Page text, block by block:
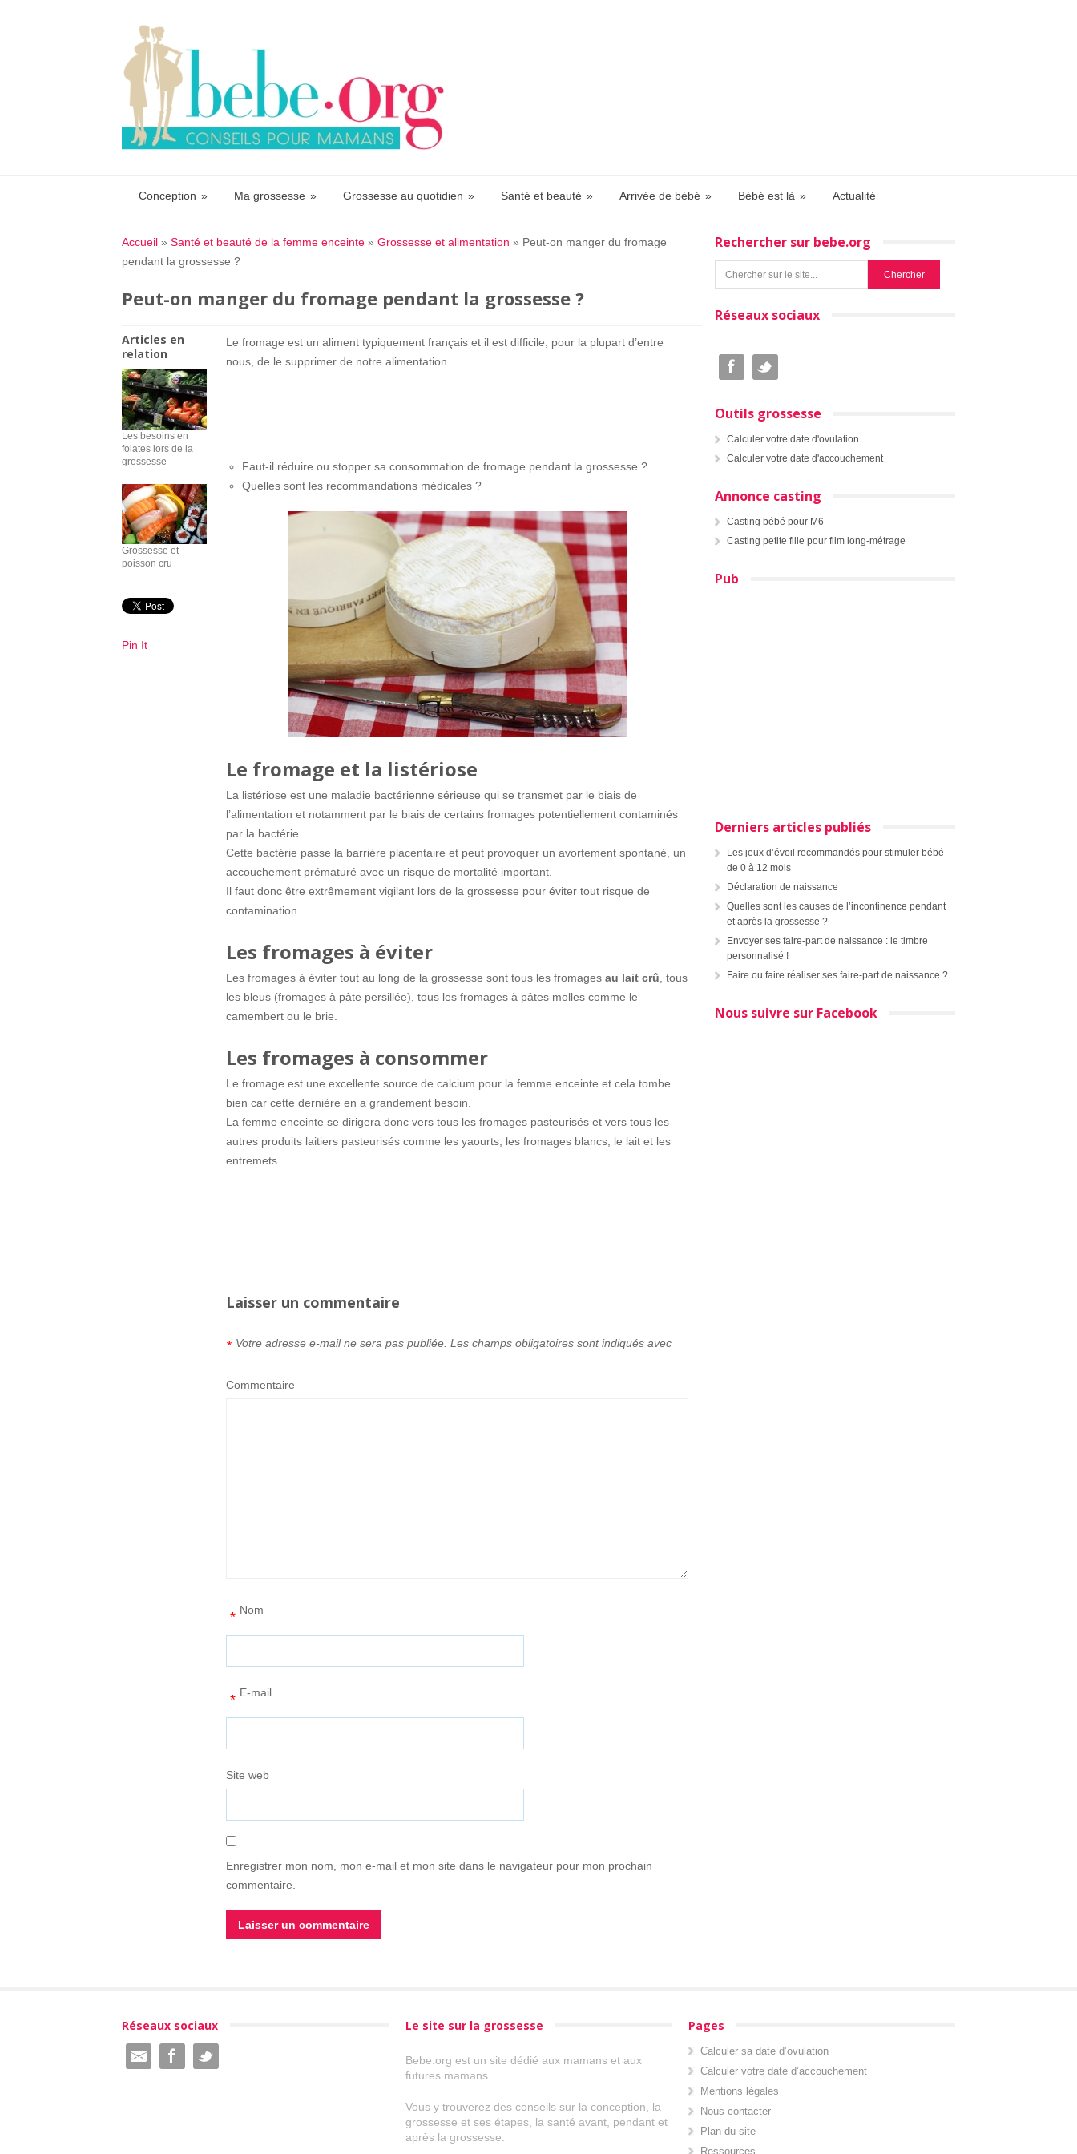
Conception » Ma grossesse » Grossesse au quotidien » Santé et beauté » Arrivée de bébé » Bébé est là » Actualité
Accueil » Santé et beauté de la femme enceinte » Grossesse et alimentation » Peut-on manger du fromage
pendant la grossesse ?
Peut-on manger du fromage pendant la grossesse ?
Le fromage est un aliment typiquement français et il est difficile, pour la plupart d’entre
nous, de le supprimer de notre alimentation.
Faut-il réduire ou stopper sa consommation de fromage pendant la grossesse ?
Quelles sont les recommandations médicales ?
Le fromage et la listériose
La listériose est une maladie bactérienne sérieuse qui se transmet par le biais de
l’alimentation et notamment par le biais de certains fromages potentiellement contaminés
par la bactérie.
Cette bactérie passe la barrière placentaire et peut provoquer un avortement spontané, un
accouchement prématuré avec un risque de mortalité important.
Il faut donc être extrêmement vigilant lors de la grossesse pour éviter tout risque de
contamination.
Les fromages à éviter
Les fromages à éviter tout au long de la grossesse sont tous les fromagesau lait crû , tous
les bleus (fromages à pâte persillée), tous les fromages à pâtes molles comme le
camembert ou le brie.
Les fromages à consommer
Le fromage est une excellente source de calcium pour la femme enceinte et cela tombe
bien car cette dernière en a grandement besoin.
La femme enceinte se dirigera donc vers tous les fromages pasteurisés et vers tous les
autres produits laitiers pasteurisés comme les yaourts, les fromages blancs, le lait et les
entremets.
Laisser un commentaire
Votre adresse e-mail ne sera pas publiée. Les champs obligatoires sont indiqués avec
*
Commentaire
Nom
*
E-mail
*
Site web
Enregistrer mon nom, mon e-mail et mon site dans le navigateur pour mon prochain
commentaire.
Articles en
relation
Les besoins en
folates lors de la
grossesse
Grossesse et
poisson cru
Pin It
Rechercher sur bebe.org
Réseaux sociaux
Outils grossesse
Calculer votre date d'ovulation
Calculer votre date d'accouchement
Annonce casting
Casting bébé pour M6
Casting petite fille pour film long-métrage
Pub
Derniers articles publiés
Les jeux d’éveil recommandés pour stimuler bébé
de 0 à 12 mois
Déclaration de naissance
Quelles sont les causes de l’incontinence pendant
et après la grossesse ?
Envoyer ses faire-part de naissance : le timbre
personnalisé !
Faire ou faire réaliser ses faire-part de naissance ?
Nous suivre sur Facebook
Réseaux sociaux Le site sur la grossesse
Bebe.org est un site dédié aux mamans et aux
futures mamans.
Vous y trouverez des conseils sur la conception, la
grossesse et ses étapes, la santé avant, pendant et
après la grossesse.
Pages
Calculer sa date d’ovulation
Calculer votre date d’accouchement
Mentions légales
Nous contacter
Plan du site
Ressources